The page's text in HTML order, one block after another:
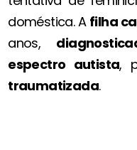
doméstica. A filha
anos,
espectro autista,
traumatizada.